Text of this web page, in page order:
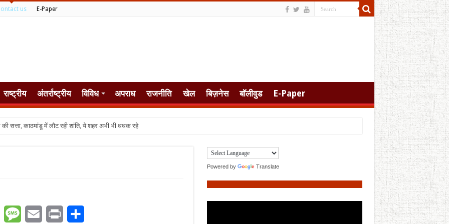
us E-Paper
राष्ट्रीय अंतर्राष्ट्रीय विविध अपराध राजनीति खेल बिज़नेस बॉलीवुड E-Paper
WhatsAppMessageEmail Print
Powered by Translate